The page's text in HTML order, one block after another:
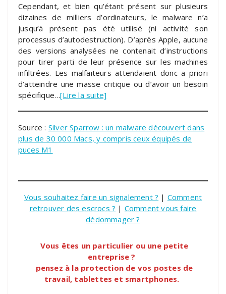
Cependant, et bien qu’étant présent sur plusieurs
dizaines de milliers d’ordinateurs, le malware n’a
jusqu’à présent pas été utilisé (ni activité son
processus d’autodestruction). D’après Apple, aucune
des versions analysées ne contenait d’instructions
pour tirer parti de leur présence sur les machines
infiltrées. Les malfaiteurs attendaient donc a priori
d’atteindre une masse critique ou d’avoir un besoin
spécifique…[Lire la suite]
Source : Silver Sparrow : un malware découvert dans
plus de 30 000 Macs, y compris ceux équipés de
puces M1
Vous souhaitez faire un signalement ? | Comment
retrouver des escrocs ? | Comment vous faire
dédommager ?
Vous êtes un particulier ou une petite
entreprise ?
pensez à la protection de vos postes de
travail, tablettes et smartphones.